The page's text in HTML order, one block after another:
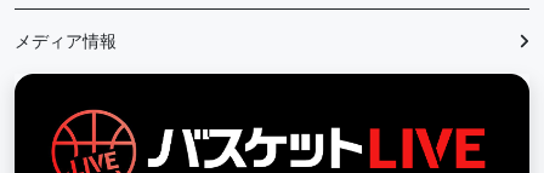
メディア情報